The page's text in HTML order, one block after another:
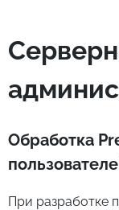
Обработка
При разработке